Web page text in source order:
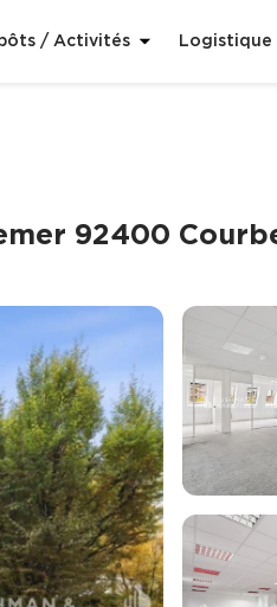
/ Activités Logistique
92400